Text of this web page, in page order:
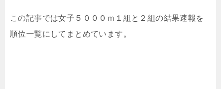
この記事では女子５０００ｍ１組と２組の結果速報を
順位一覧にしてまとめています。